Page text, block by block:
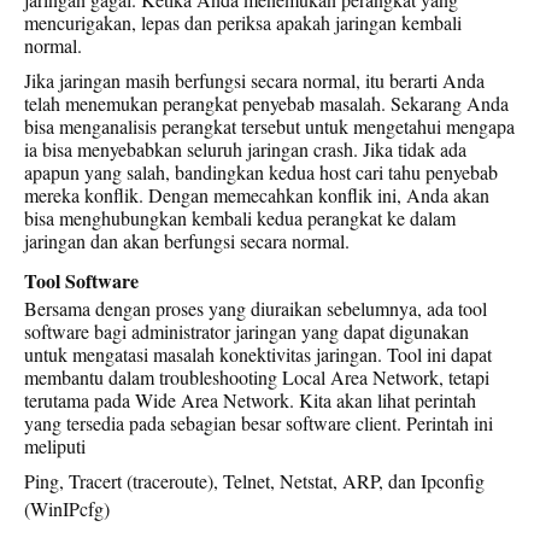
mencurigakan, lepas dan periksa apakah jaringan kembali
normal.
Jika jaringan masih berfungsi secara normal, itu berarti Anda
telah menemukan perangkat penyebab masalah. Sekarang Anda
bisa menganalisis perangkat tersebut untuk mengetahui mengapa
ia bisa menyebabkan seluruh jaringan crash. Jika tidak ada
apapun yang salah, bandingkan kedua host cari tahu penyebab
mereka konflik. Dengan memecahkan konflik ini, Anda akan
bisa menghubungkan kembali kedua perangkat ke dalam
jaringan dan akan berfungsi secara normal.
Tool Software
Bersama dengan proses yang diuraikan sebelumnya, ada tool
software bagi administrator jaringan yang dapat digunakan
untuk mengatasi masalah konektivitas jaringan. Tool ini dapat
membantu dalam troubleshooting Local Area Network, tetapi
terutama pada Wide Area Network. Kita akan lihat perintah
yang tersedia pada sebagian besar software client. Perintah ini
meliputi
Ping, Tracert (traceroute), Telnet, Netstat, ARP, dan Ipconfig
(WinIPcfg)